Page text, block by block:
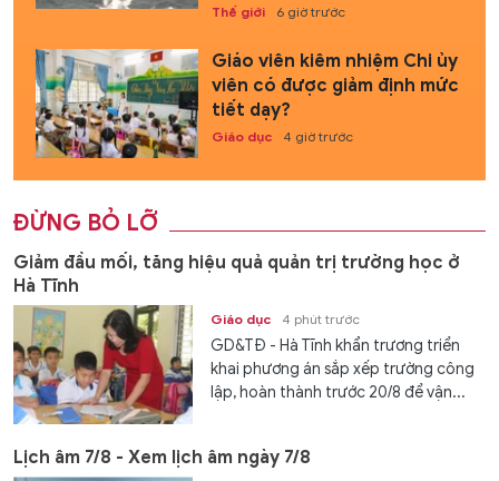
Thế giới 6 giờ trước
Giáo viên kiêm nhiệm Chi ủy
viên có được giảm định mức
tiết dạy?
Giáo dục 4 giờ trước
ĐỪNG BỎ LỠ
Giảm đầu mối, tăng hiệu quả quản trị trường học ở
Hà Tĩnh
Giáo dục 4 phút trước
GD&TĐ - Hà Tĩnh khẩn trương triển
khai phương án sắp xếp trường công
lập, hoàn thành trước 20/8 để vận...
Lịch âm 7/8 - Xem lịch âm ngày 7/8